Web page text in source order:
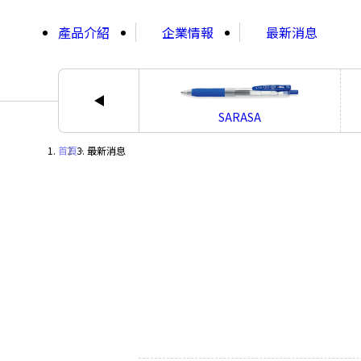
產品介紹
企業情報 最新消息
SARASA
首頁・ 最新消息